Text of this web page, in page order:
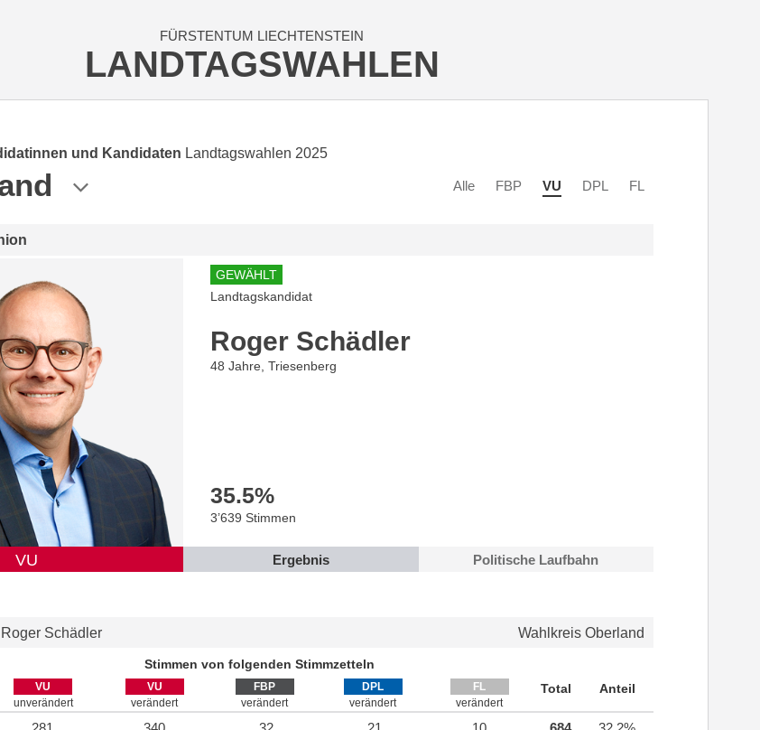
FÜRSTENTUM LIECHTENSTEIN
LANDTAGSWAHLEN
und Kandidaten Landtagswahlen 2025
Alle FBP VU DPL FL
VU
GEWÄHLT
Landtagskandidat
Roger Schädler
48 Jahre, Triesenberg
35.5%
3’639 Stimmen
Ergebnis Politische Laufbahn
Roger Schädler Wahlkreis Oberland
Stimmen von folgenden Stimmzetteln
VU
unverändert
VU
verändert
FBP
verändert
DPL
verändert
FL
verändert
Total Anteil